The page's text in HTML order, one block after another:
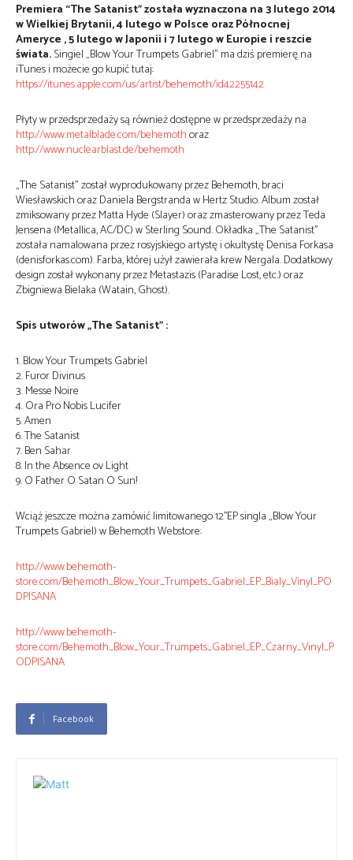
Premiera “The Satanist” została wyznaczona na 3 lutego 2014
w Wielkiej Brytanii, 4 lutego w Polsce oraz Północnej
Ameryce , 5 lutego w Japonii i 7 lutego w Europie i reszcie
świata.Singiel „Blow Your Trumpets Gabriel” ma dziś premierę na
iTunes i możecie go kupić tutaj:
https://itunes.apple.com/us/artist/behemoth/id42255142
Płyty w przedsprzedaży są również dostępne w przedsprzedaży na
http://www.metalblade.com/behemothoraz
http://www.nuclearblast.de/behemoth
„The Satanist” został wyprodukowany przez Behemoth, braci
Wiesławskich oraz Daniela Bergstranda w Hertz Studio. Album został
zmiksowany przez Matta Hyde (Slayer) oraz zmasterowany przez Teda
Jensena (Metallica, AC/DC) w Sterling Sound. Okładka „The Satanist”
została namalowana przez rosyjskiego artystę i okultystę Denisa Forkasa
(denisforkas.com). Farba, której użył zawierała krew Nergala. Dodatkowy
design został wykonany przez Metastazis (Paradise Lost, etc.) oraz
Zbigniewa Bielaka (Watain, Ghost).
Spis utworów „The Satanist” :
1. Blow Your Trumpets Gabriel
2. Furor Divinus
3. Messe Noire
4. Ora Pro Nobis Lucifer
5. Amen
6. The Satanist
7. Ben Sahar
8. In the Absence ov Light
9. O Father O Satan O Sun!
Wciąż jeszcze można zamówić limitowanego 12’’EP singla „Blow Your
Trumpets Gabriel) w Behemoth Webstore:
http://www.behemoth-
store.com/Behemoth_Blow_Your_Trumpets_Gabriel_EP_Bialy_Vinyl_PO
DPISANA
http://www.behemoth-
store.com/Behemoth_Blow_Your_Trumpets_Gabriel_EP_Czarny_Vinyl_P
ODPISANA
Facebook